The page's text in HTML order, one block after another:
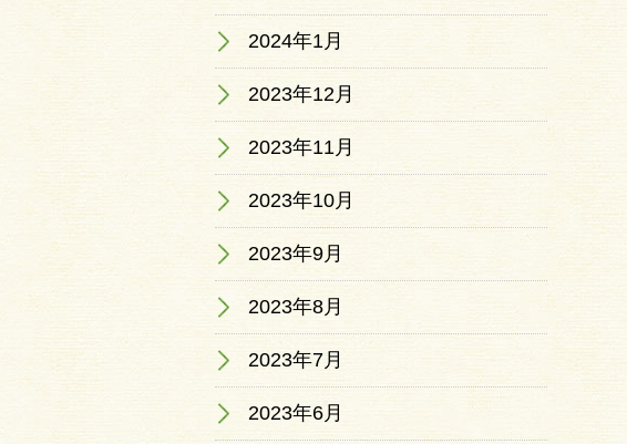
2024年1月
2023年12月
2023年11月
2023年10月
2023年9月
2023年8月
2023年7月
2023年6月